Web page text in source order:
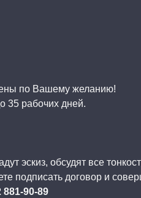
по Вашему желанию!
35 рабочих дней.
эскиз, обсудят все
подписать договор и
881-90-89